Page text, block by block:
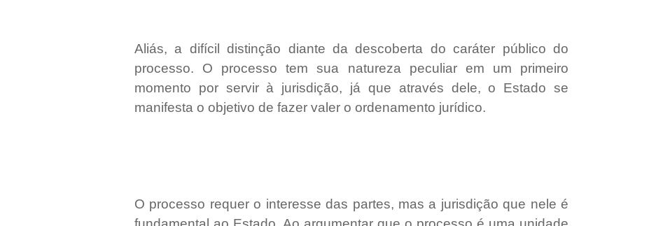
Aliás, a difícil distinção diante da descoberta do caráter público do
processo. O processo tem sua natureza peculiar em um primeiro
momento por servir à jurisdição, já que através dele, o Estado se
manifesta o objetivo de fazer valer o ordenamento jurídico.
O processo requer o interesse das partes, mas a jurisdição que nele é